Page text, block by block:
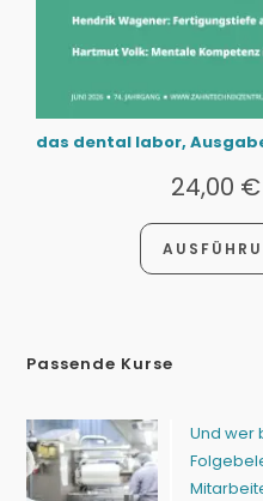
das dental labor,
24,00 €
Passende Kurse
Und wer